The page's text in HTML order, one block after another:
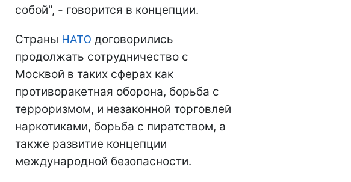
собой", - говорится в концепции.
Страны НАТО договорились
продолжать сотрудничество с
Москвой в таких сферах как
противоракетная оборона, борьба с
терроризмом, и незаконной торговлей
наркотиками, борьба с пиратством, а
также развитие концепции
международной безопасности.